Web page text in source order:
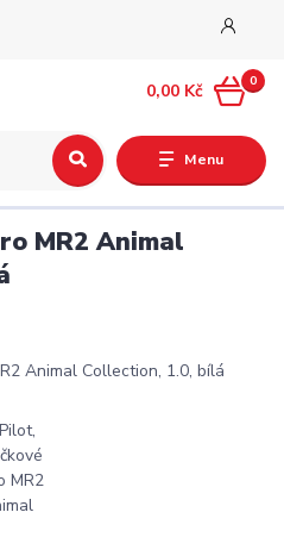
Menu
0
0,00 Kč
MR2 Animal